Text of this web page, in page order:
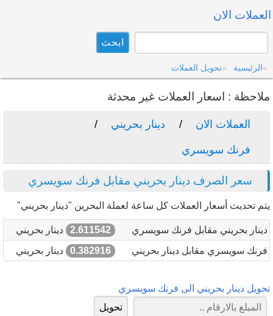
العملات الان
الرئيسية تحويل العملات
ملاحظة : اسعار العملات غير محدثة
العملات الان دينار بحريني
فرنك سويسري
سعر الصرف دينار بحريني مقابل فرنك سويسري
يتم تحديث أسعار العملات كل ساعة لعملة البحرين "دينار بحريني"
دينار بحريني مقابل فرنك سويسري 2.611542
دينار بحريني
فرنك سويسري مقابل دينار بحريني
0.382916 دينار بحريني
تحويل دينار بحريني الى فرنك سويسري